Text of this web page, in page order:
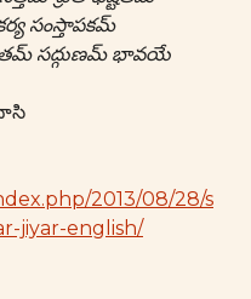
సంస్తాపకమ్
తమ్ సద్గుణమ్ భావయే
2013/08/28/s
jiyar-english/